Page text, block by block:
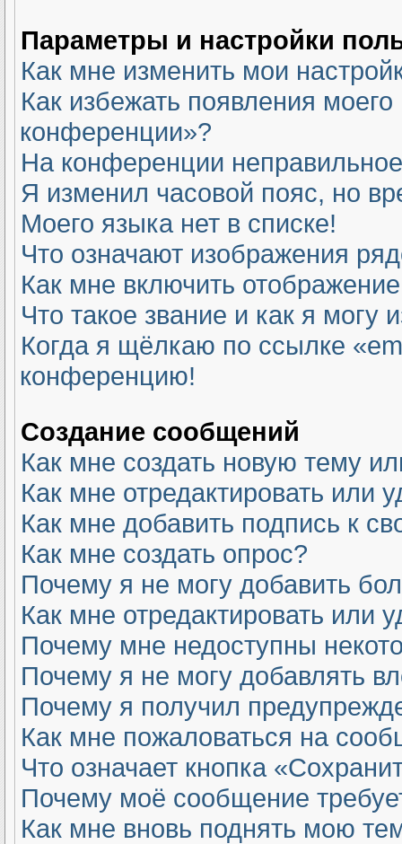
Параметры и настройки
Как мне изменить мои
Как избежать появления
конференции»?
На конференции
Я изменил часовой пояс, но
Моего языка нет в списке!
Что означают изображения
Как мне включить
Что такое звание и как я могу
Когда я щёлкаю по ссылке
конференцию!
Создание сообщений
Как мне создать новую тему
Как мне отредактировать или
Как мне добавить подпись к
Как мне создать опрос?
Почему я не могу добавить
Как мне отредактировать или
Почему мне недоступны
Почему я не могу добавлять
Почему я получил
Как мне пожаловаться на
Что означает кнопка
Почему моё сообщение
Как мне вновь поднять мою